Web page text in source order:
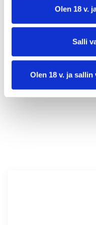
Olen 18 v.
Salli
Olen 18 v. ja
valmistusaika:
annosmäärä :4